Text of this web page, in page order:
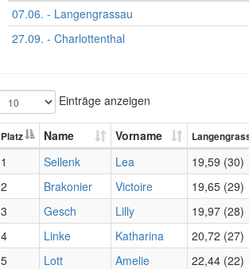
07.06. - Langengrassau
27.09. - Charlottenthal
Einträge anzeigen
Platz Name Vorname
1 Sellenk Lea
19,59 (30)
2
Brakonier Victoire
19,65 (29)
3
Gesch Lilly
19,97 (28)
4
Linke Katharina
20,72 (27)
5
Lott Amelie
22,44 (22)